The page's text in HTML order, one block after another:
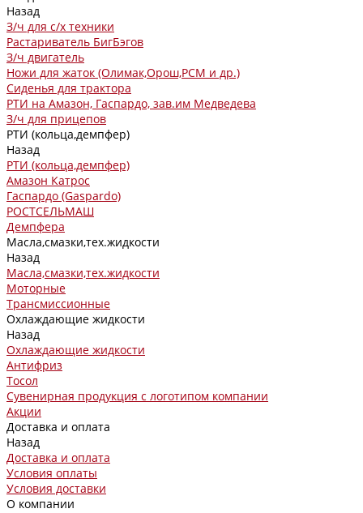
Назад
З/ч для с/х техники
Растариватель БигБэгов
З/ч двигатель
Ножи для жаток (Олимак,Орош,РСМ и др.)
Сиденья для трактора
РТИ на Амазон, Гаспардо, зав.им Медведева
З/ч для прицепов
РТИ (кольца,демпфер)
Назад
РТИ (кольца,демпфер)
Амазон Катрос
Гаспардо (Gaspardo)
РОСТСЕЛЬМАШ
Демпфера
Масла,смазки,тех.жидкости
Назад
Масла,смазки,тех.жидкости
Моторные
Трансмиссионные
Охлаждающие жидкости
Назад
Охлаждающие жидкости
Антифриз
Тосол
Сувенирная продукция с логотипом компании
Акции
Доставка и оплата
Назад
Доставка и оплата
Условия оплаты
Условия доставки
О компании